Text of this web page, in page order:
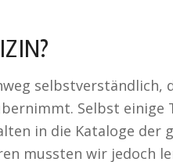
selbstverständlich,
Selbst einige
in die Kataloge der
mussten wir jedoch